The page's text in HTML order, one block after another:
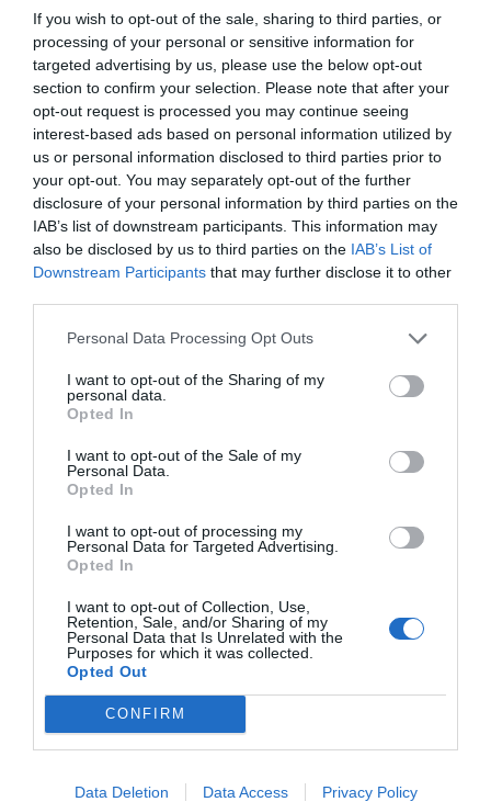
If you wish to opt-out of the sale, sharing to third parties, or
processing of your personal or sensitive information for
targeted advertising by us, please use the below opt-out
section to confirm your selection. Please note that after your
opt-out request is processed you may continue seeing
interest-based ads based on personal information utilized by
us or personal information disclosed to third parties prior to
your opt-out. You may separately opt-out of the further
disclosure of your personal information by third parties on the
IAB’s list of downstream participants. This information may
also be disclosed by us to third parties on the IAB’s List of
Downstream Participants that may further disclose it to other
Personal Data Processing Opt Outs
I want to opt-out of the Sharing of my
personal data.
Opted In
I want to opt-out of the Sale of my
Personal Data.
Opted In
I want to opt-out of processing my
Personal Data for Targeted Advertising.
Opted In
I want to opt-out of Collection, Use,
Retention, Sale, and/or Sharing of my
Personal Data that Is Unrelated with the
Purposes for which it was collected.
Opted Out
CONFIRM
Data Deletion Data Access Privacy Policy
Ces chefs ont influencé la gastronomie française et
mondiale avec leurs innovations, leur passion pour la
cuisine et leur créativité culinaire.
Voici une recette facile pour une délicieuse salade
thaï au boeuf pimenté :
Que cuisiner en période de forte chaleur ?
Laisser un commentaire
Votre adresse e-mail ne sera pas publiée.
Les champs
obligatoires sont indiqués avec
Commentaire